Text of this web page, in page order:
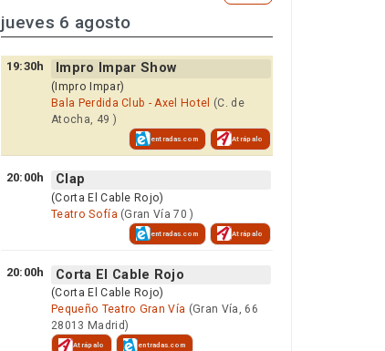
jueves 6 agosto
19:30h Impro Impar Show
(Impro Impar)
Bala Perdida Club - Axel Hotel (C. de
Atocha, 49 )
entradas.com Atrápalo
20:00h Clap
(Corta El Cable Rojo)
Teatro Sofía (Gran Vía 70 )
entradas.com Atrápalo
20:00h Corta El Cable Rojo
(Corta El Cable Rojo)
Pequeño Teatro Gran Vía (Gran Vía, 66
28013 Madrid)
Atrápalo entradas.com